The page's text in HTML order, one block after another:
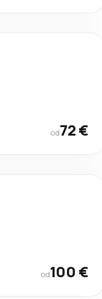
od72 €
od100 €